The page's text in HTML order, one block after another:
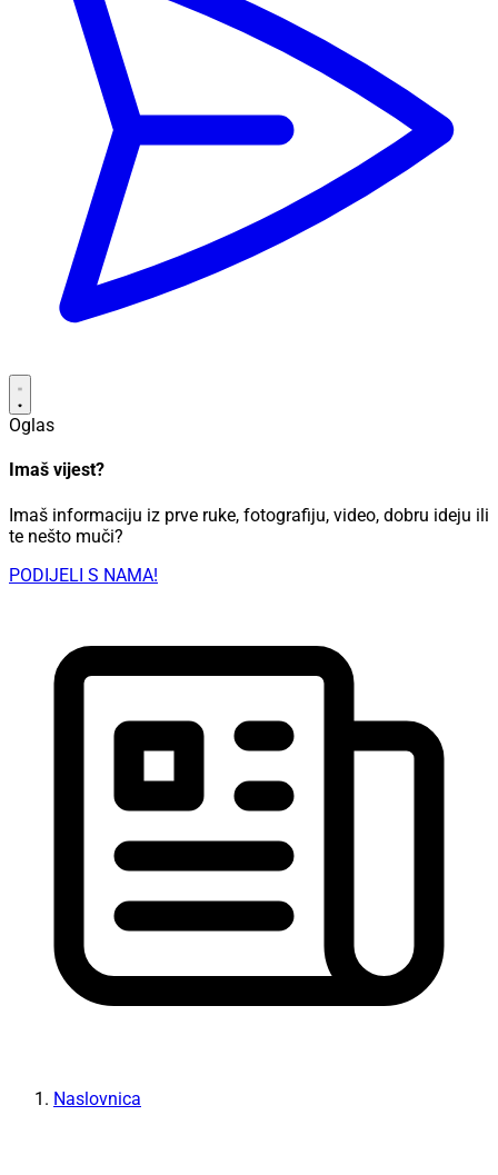
Oglas
Imaš vijest?
Imaš informaciju iz prve ruke, fotografiju, video, dobru ideju ili
te nešto muči?
PODIJELI S NAMA!
Naslovnica